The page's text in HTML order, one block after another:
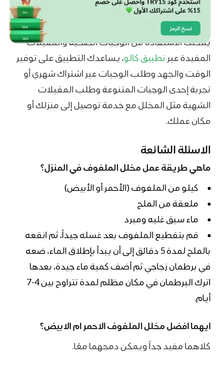
يمكنك الاستفادة من الوجبات الصحية والمقبلات
المفيدة عبر تطبيق كالو، يساعدك التطبيق على توفير
الوقت والجهد وطلب الوجبات عبر اشتراك شهري أو
تجربة إحدى الوجبات المتنوعة وطلب المقبلات
الشهية مثل المخلل مع خدمة توصيل إلى منزلك أو
مكان عملك.
الاسئلة الشائعة
ماهي طريقة عمل مخلل الملفوف في المنزل؟
كيلو من الملفوف (الأحمر أو الأبيض)
ملعقة من الملح
ماء سبق غليه ومبرد
قم بتقطيع الملفوف بعد غسله جيداً، ثم انقعه
بالملح لمدة 5 دقائق إلى أن يبدأ بإطلاق الماء، ضعه
في برطمان زجاجي ثم أضف كمية ماء جيدة، بعدها
اترك البرطمان في مكان مظلم لمدة تتراوح بين 4-7
أيام.
ايهما افضل مخلل الملفوف الاحمر ام الابيض؟
كلاهما مفيد جداً ويمكن دمجهما معًا.